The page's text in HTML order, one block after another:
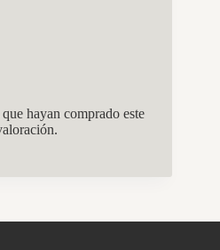
hayan comprado este
línea